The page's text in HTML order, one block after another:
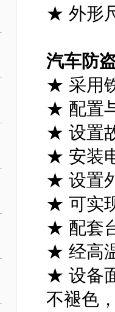
★ 外形
汽车防
★ 采用
★ 配置
★ 设置
★ 安装
★ 设置
★ 可实
★ 配套
★ 经高
★ 设备
不褪色